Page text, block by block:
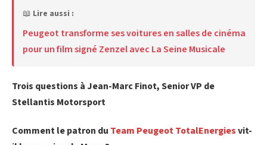
📖 Lire aussi :
Peugeot transforme ses voitures en salles de cinéma
pour un film signé Zenzel avec La Seine Musicale
Trois questions à Jean-Marc Finot, Senior VP de
Stellantis Motorsport
Comment le patron du Team Peugeot TotalEnergiesvit-